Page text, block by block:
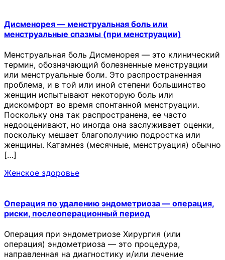
Дисменорея — менструальная боль или
менструальные спазмы (при менструации)
Менструальная боль Дисменорея — это клинический
термин, обозначающий болезненные менструации
или менструальные боли. Это распространенная
проблема, и в той или иной степени большинство
женщин испытывают некоторую боль или
дискомфорт во время спонтанной менструации.
Поскольку она так распространена, ее часто
недооценивают, но иногда она заслуживает оценки,
поскольку мешает благополучию подростка или
женщины. Катамнез (месячные, менструация) обычно
[…]
Женское здоровье
Операция по удалению эндометриоза — операция,
риски, послеоперационный период
Операция при эндометриозе Хирургия (или
операция) эндометриоза — это процедура,
направленная на диагностику и/или лечение